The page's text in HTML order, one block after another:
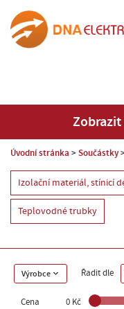
Zobrazit
Úvodní stránka Součástky
Izolační materiál, stínicí
Teplovodné trubky
Výrobce Řadit dle
Cena 0 Kč